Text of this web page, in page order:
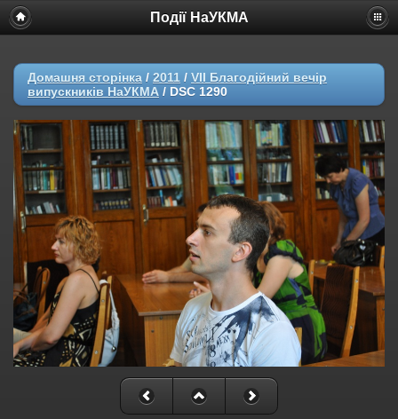
Події НаУКМА
Домашня сторінка / 2011 / VII Благодійний вечір
випускників НаУКМА / DSC 1290